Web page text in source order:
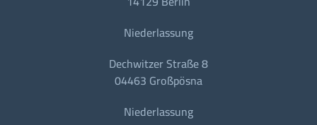
Niederlassung
Dechwitzer Straße 8
04463 Großpösna
Niederlassung